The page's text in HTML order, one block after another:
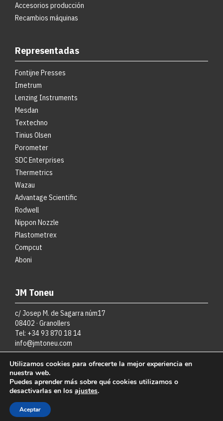
Accesorios producción
Recambios máquinas
Representadas
Fontijne Presses
Imetrum
Lenzing Instruments
Mesdan
Textechno
Tinius Olsen
Porometer
SDC Enterprises
Thermetrics
Wazau
Advantage Scientific
Rodwell
Nippon Nozzle
Plastometrex
Compcut
Aboni
JM Toneu
c/ Josep M. de Sagarra núm17
08402 · Granollers
Tel: +34 93 870 18 14
info@jmtoneu.com
Copyright JM·toneu SL
Política de cookies
Utilizamos cookies para ofrecerte la mejor experiencia en
nuestra web.
Puedes aprender más sobre qué cookies utilizamos o
desactivarlas en los ajustes.
Aceptar